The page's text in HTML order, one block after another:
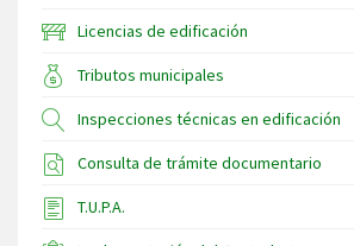
Licencias de edificación
Tributos municipales
Inspecciones técnicas en edificación
Consulta de trámite documentario
T.U.P.A.